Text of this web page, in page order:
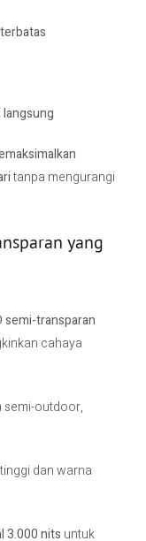
tanpa mengurangi
yang
semi-transparan
cahaya
semi-outdoor,
dan warna
3.000 nits untuk